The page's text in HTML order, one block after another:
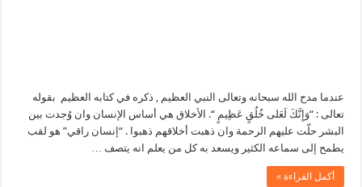
عندما مدح الله سبحانه وتعالى النبي العظيم , ذكره في كتابه العظيم بقوله
تعالى : “وَإِنَّكَ لَعَلى خُلُقٍ عَظِيمٍ “. الأخلاق هي أساس الإنسان وان وُجدت بين
البشر حلّت عليهم الرحمة وان ذهبت أخلاقهم ذهبوا . “إنسان راقي” هو لقب
يطمح إلى سماعه الكثير ويسعد به كل من يعلم انه يتصف …
أكمل القراءة »